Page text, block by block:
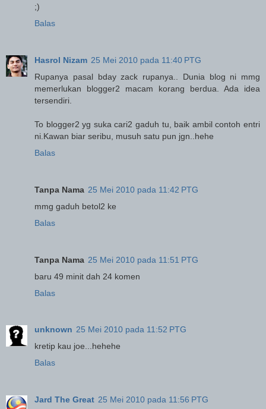
;)
Balas
Hasrol Nizam 25 Mei 2010 pada 11:40 PTG
Rupanya pasal bday zack rupanya.. Dunia blog ni mmg
memerlukan blogger2 macam korang berdua. Ada idea
tersendiri.
To blogger2 yg suka cari2 gaduh tu, baik ambil contoh entri
ni.Kawan biar seribu, musuh satu pun jgn..hehe
Balas
Tanpa Nama 25 Mei 2010 pada 11:42 PTG
mmg gaduh betol2 ke
Balas
Tanpa Nama 25 Mei 2010 pada 11:51 PTG
baru 49 minit dah 24 komen
Balas
unknown 25 Mei 2010 pada 11:52 PTG
kretip kau joe...hehehe
Balas
Jard The Great 25 Mei 2010 pada 11:56 PTG